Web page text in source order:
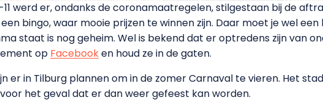
11 werd er, ondanks de coronamaatregelen, stilgestaan bij de
bingo, waar mooie prijzen te winnen zijn. Daar moet je wel
staat is nog geheim. Wel is bekend dat er optredens zijn van
op Facebooken houd ze in de gaten.
er in Tilburg plannen om in de zomer Carnaval te vieren. Het
het geval dat er dan weer gefeest kan worden.